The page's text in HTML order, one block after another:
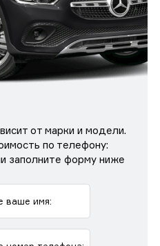
от марки и модели.
по телефону:
заполните форму ниже